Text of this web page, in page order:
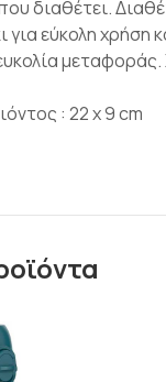
διαθέτει.
για εύκολη χρήση
: 22 x 9 cm